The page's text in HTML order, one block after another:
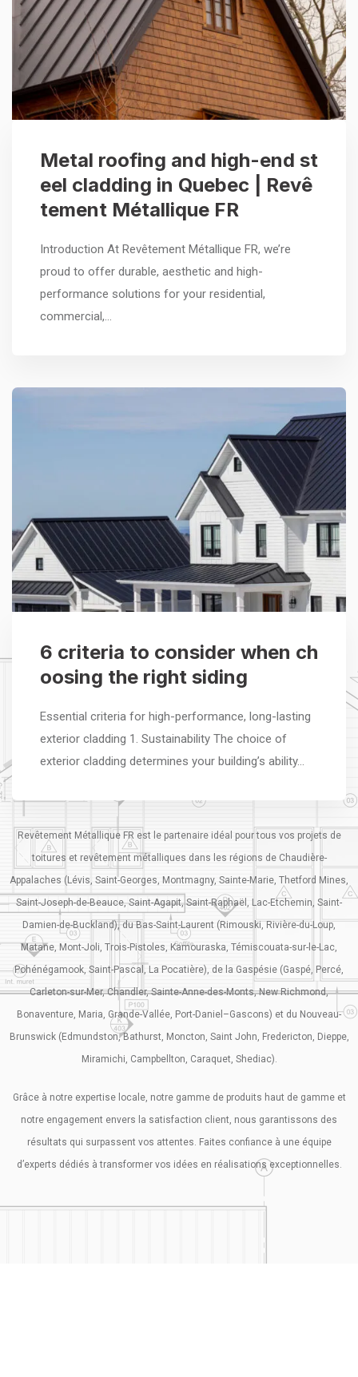
Metal roofing and high-end st
eel cladding in Quebec | Revê
tement Métallique FR
Introduction At Revêtement Métallique FR, we’re
proud to offer durable, aesthetic and high-
performance solutions for your residential,
commercial,…
6 criteria to consider when ch
oosing the right siding
Essential criteria for high-performance, long-lasting
exterior cladding 1. Sustainability The choice of
exterior cladding determines your building’s ability…
Revêtement Métallique FR est le partenaire idéal pour tous vos projets de
toitures et revêtement métalliques dans les régions de Chaudière-
Appalaches (Lévis, Saint-Georges, Montmagny, Sainte-Marie, Thetford Mines,
Saint-Joseph-de-Beauce, Saint-Agapit, Saint-Raphaël, Lac-Etchemin, Saint-
Damien-de-Buckland), du Bas-Saint-Laurent (Rimouski, Rivière-du-Loup,
Matane, Mont-Joli, Trois-Pistoles, Kamouraska, Témiscouata-sur-le-Lac,
Pohénégamook, Saint-Pascal, La Pocatière), de la Gaspésie (Gaspé, Percé,
Carleton-sur-Mer, Chandler, Sainte-Anne-des-Monts, New Richmond,
Bonaventure, Maria, Grande-Vallée, Port-Daniel–Gascons) et du Nouveau-
Brunswick (Edmundston, Bathurst, Moncton, Saint John, Fredericton, Dieppe,
Miramichi, Campbellton, Caraquet, Shediac).
Grâce à notre expertise locale, notre gamme de produits haut de gamme et
notre engagement envers la satisfaction client, nous garantissons des
résultats qui surpassent vos attentes. Faites confiance à une équipe
d’experts dédiés à transformer vos idées en réalisations exceptionnelles.